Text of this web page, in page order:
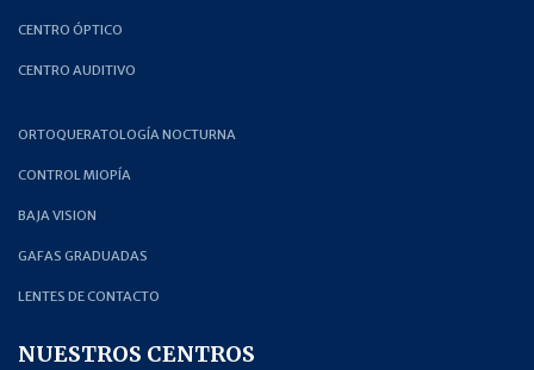
CENTRO ÓPTICO
CENTRO AUDITIVO
ORTOQUERATOLOGÍA NOCTURNA
CONTROL MIOPÍA
BAJA VISION
GAFAS GRADUADAS
LENTES DE CONTACTO
NUESTROS CENTROS